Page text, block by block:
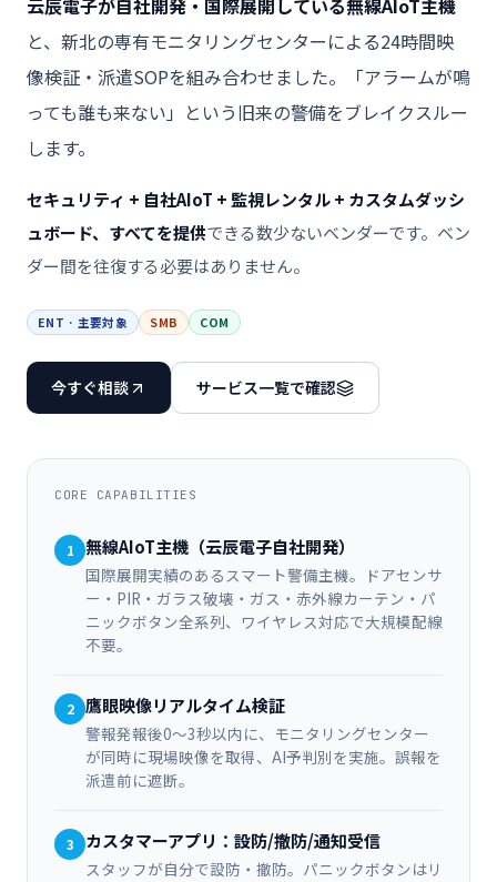
云辰電子が自社開発・国際展開している無線AIoT主機
と、新北の専有モニタリングセンターによる24時間映
像検証・派遣SOPを組み合わせました。「アラームが鳴
っても誰も来ない」という旧来の警備をブレイクスルー
します。
セキュリティ + 自社AIoT + 監視レンタル + カスタムダッシ
ュボード、すべてを提供できる数少ないベンダーです。ベン
ダー間を往復する必要はありません。
ENT · 主要対象 SMB COM
今すぐ相談 サービス一覧で確認
CORE CAPABILITIES
1 無線AIoT主機（云辰電子自社開発）
国際展開実績のあるスマート警備主機。ドアセンサ
ー・PIR・ガラス破壊・ガス・赤外線カーテン・パ
ニックボタン全系列、ワイヤレス対応で大規模配線
不要。
2 鷹眼映像リアルタイム検証
警報発報後0～3秒以内に、モニタリングセンター
が同時に現場映像を取得、AI予判別を実施。誤報を
派遣前に遮断。
3 カスタマーアプリ：設防/撤防/通知受信
スタッフが自分で設防・撤防。パニックボタンはリ